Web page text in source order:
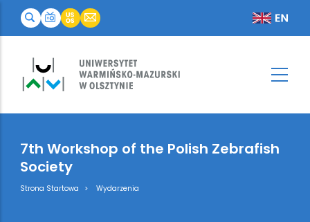
7th Workshop of the Polish Zebrafish
Society
Breadcrumb
Strona Startowa Wydarzenia